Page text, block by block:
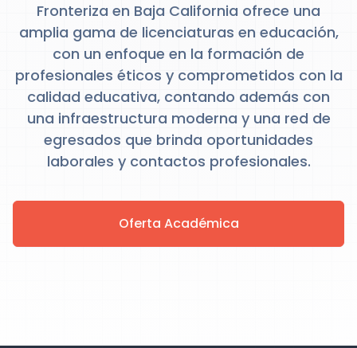
Fronteriza en Baja California ofrece una
amplia gama de licenciaturas en educación,
con un enfoque en la formación de
profesionales éticos y comprometidos con la
calidad educativa, contando además con
una infraestructura moderna y una red de
egresados que brinda oportunidades
laborales y contactos profesionales.
Oferta Académica